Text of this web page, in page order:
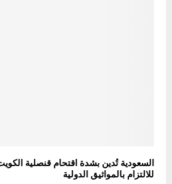
السعودية تُدين بشدة اقتحام قنصلية
للالتزام بالمواثيق الدولية